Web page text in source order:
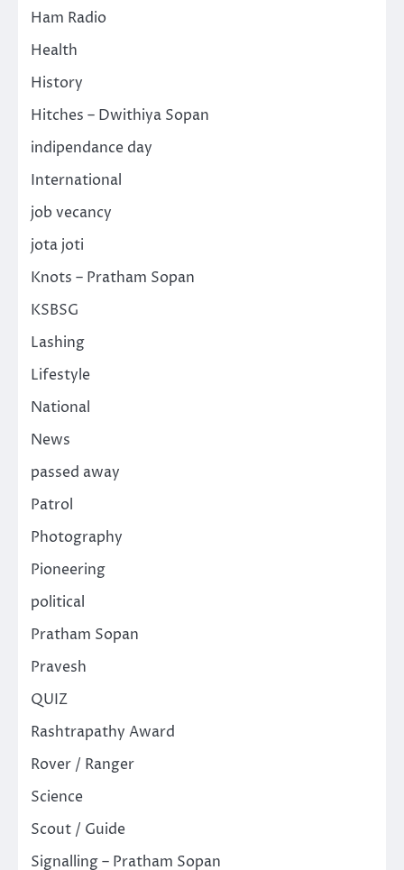
Ham Radio
Health
History
Hitches – Dwithiya Sopan
indipendance day
International
job vecancy
jota joti
Knots – Pratham Sopan
KSBSG
Lashing
Lifestyle
National
News
passed away
Patrol
Photography
Pioneering
political
Pratham Sopan
Pravesh
QUIZ
Rashtrapathy Award
Rover / Ranger
Science
Scout / Guide
Signalling – Pratham Sopan